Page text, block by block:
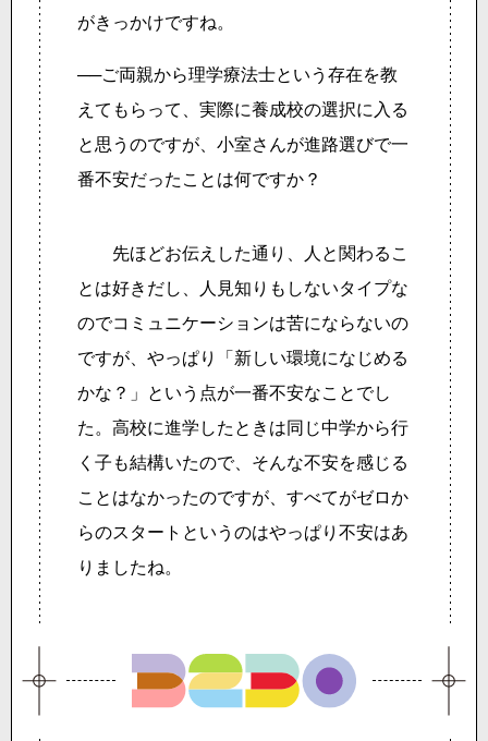
がきっかけですね。
──ご両親から理学療法士という存在を教
えてもらって、実際に養成校の選択に入る
と思うのですが、小室さんが進路選びで一
番不安だったことは何ですか？
先ほどお伝えした通り、人と関わるこ
とは好きだし、人見知りもしないタイプな
のでコミュニケーションは苦にならないの
ですが、やっぱり「新しい環境になじめる
かな？」という点が一番不安なことでし
た。高校に進学したときは同じ中学から行
く子も結構いたので、そんな不安を感じる
ことはなかったのですが、すべてがゼロか
らのスタートというのはやっぱり不安はあ
りましたね。